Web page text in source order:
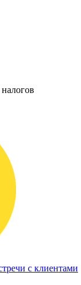
с клиентами